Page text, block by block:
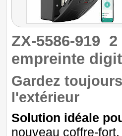
ZX-5586-919 2
empreinte
Gardez
l'extérieur
Solution idéale
nouveau coffre-